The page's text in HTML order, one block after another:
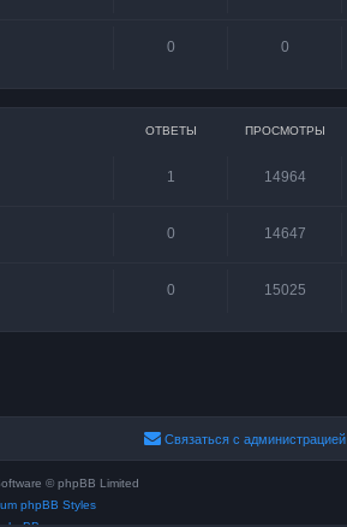
0 0
ОТВЕТЫ ПРОСМОТРЫ
1 14964
0 14647
0 15025
Связаться с администрацией
© phpBB Limited
phpBB Styles